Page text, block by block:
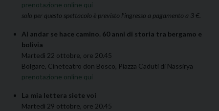
prenotazione online qui
solo per questo spettacolo è previsto l’ingresso a pagamento a 3 €.
Al andar se hace camino. 60 anni di storia tra bergamo e
bolivia
Martedì 22 ottobre, ore 20.45
Bolgare, Cineteatro don Bosco, Piazza Caduti di Nassirya
prenotazione online qui
La mia lettera siete voi
Martedì 29 ottobre, ore 20.45